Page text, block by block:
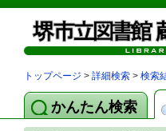
トップページ > 詳細検索 > 検索
かんたん検索